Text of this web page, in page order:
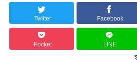
Twitter Facebook
Pocket LINE